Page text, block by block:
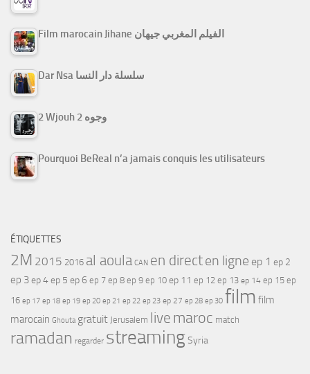
Film marocain Jihane الفيلم المغربي جيهان
Dar Nsa سلسلة دار النسا
2 Wjouh 2 وجوه
Pourquoi BeReal n’a jamais conquis les utilisateurs
ÉTIQUETTES
2M 2015 2016 al aoula CAN en directen ligne ep 1 ep 2
ep 3ep 4ep 5 ep 6 ep 7 ep 8 ep 9 ep 10 ep 11 ep 12 ep 13 ep 14 ep 15 ep
16 ep 17 ep 18 ep 19 ep 20 ep 21 ep 22 ep 23 ep 27 ep 28 ep 30 film film
marocain Ghouta gratuit Jerusalem live maroc match
ramadan regarder streamingSyria